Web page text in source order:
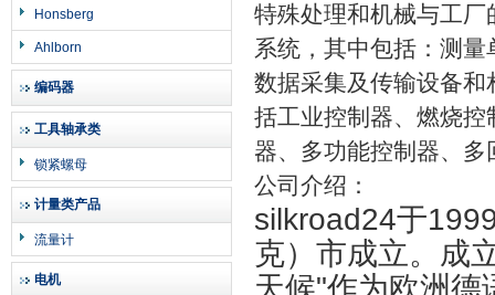
Honsberg
Ahlborn
编码器
工具轴承类
锁紧螺母
计量类产品
流量计
电机
特殊处理和机械与工厂
系统，其中包括：测
数据采集及传输设备
括工业控制器、燃烧控
器、多功能控制器、
公司介绍：
silkroad24于
克）市成立。成
天候"作为欧洲德